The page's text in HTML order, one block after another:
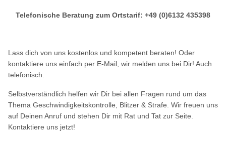
Telefonische Beratung zum Ortstarif: +49 (0)6132 435398
Lass dich von uns kostenlos und kompetent beraten! Oder
kontaktiere uns einfach per E-Mail, wir melden uns bei Dir! Auch
telefonisch.
Selbstverständlich helfen wir Dir bei allen Fragen rund um das
Thema Geschwindigkeitskontrolle, Blitzer & Strafe. Wir freuen uns
auf Deinen Anruf und stehen Dir mit Rat und Tat zur Seite.
Kontaktiere uns jetzt!